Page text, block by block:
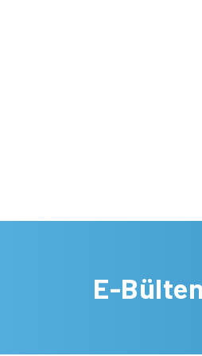
E-